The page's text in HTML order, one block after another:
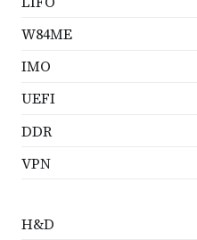
W84ME
IMO
UEFI
DDR
VPN
H&D